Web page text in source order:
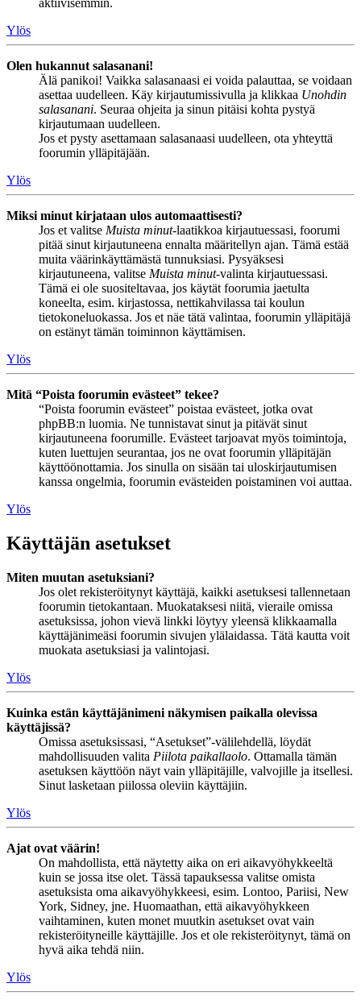
aktiivisemmin.
Ylös
Olen hukannut salasanani!
Älä panikoi! Vaikka salasanaasi ei voida palauttaa, se voidaan
asettaa uudelleen. Käy kirjautumissivulla ja klikkaa Unohdin
salasanani. Seuraa ohjeita ja sinun pitäisi kohta pystyä
kirjautumaan uudelleen.
Jos et pysty asettamaan salasanaasi uudelleen, ota yhteyttä
foorumin ylläpitäjään.
Ylös
Miksi minut kirjataan ulos automaattisesti?
Jos et valitse Muista minut-laatikkoa kirjautuessasi, foorumi
pitää sinut kirjautuneena ennalta määritellyn ajan. Tämä estää
muita väärinkäyttämästä tunnuksiasi. Pysyäksesi
kirjautuneena, valitse Muista minut-valinta kirjautuessasi.
Tämä ei ole suositeltavaa, jos käytät foorumia jaetulta
koneelta, esim. kirjastossa, nettikahvilassa tai koulun
tietokoneluokassa. Jos et näe tätä valintaa, foorumin ylläpitäjä
on estänyt tämän toiminnon käyttämisen.
Ylös
Mitä “Poista foorumin evästeet” tekee?
“Poista foorumin evästeet” poistaa evästeet, jotka ovat
phpBB:n luomia. Ne tunnistavat sinut ja pitävät sinut
kirjautuneena foorumille. Evästeet tarjoavat myös toimintoja,
kuten luettujen seurantaa, jos ne ovat foorumin ylläpitäjän
käyttöönottamia. Jos sinulla on sisään tai uloskirjautumisen
kanssa ongelmia, foorumin evästeiden poistaminen voi auttaa.
Ylös
Käyttäjän asetukset
Miten muutan asetuksiani?
Jos olet rekisteröitynyt käyttäjä, kaikki asetuksesi tallennetaan
foorumin tietokantaan. Muokataksesi niitä, vieraile omissa
asetuksissa, johon vievä linkki löytyy yleensä klikkaamalla
käyttäjänimeäsi foorumin sivujen ylälaidassa. Tätä kautta voit
muokata asetuksiasi ja valintojasi.
Ylös
Kuinka estän käyttäjänimeni näkymisen paikalla olevissa
käyttäjissä?
Omissa asetuksissasi, “Asetukset”-välilehdellä, löydät
mahdollisuuden valita Piilota paikallaolo. Ottamalla tämän
asetuksen käyttöön näyt vain ylläpitäjille, valvojille ja itsellesi.
Sinut lasketaan piilossa oleviin käyttäjiin.
Ylös
Ajat ovat väärin!
On mahdollista, että näytetty aika on eri aikavyöhykkeeltä
kuin se jossa itse olet. Tässä tapauksessa valitse omista
asetuksista oma aikavyöhykkeesi, esim. Lontoo, Pariisi, New
York, Sidney, jne. Huomaathan, että aikavyöhykkeen
vaihtaminen, kuten monet muutkin asetukset ovat vain
rekisteröityneille käyttäjille. Jos et ole rekisteröitynyt, tämä on
hyvä aika tehdä niin.
Ylös